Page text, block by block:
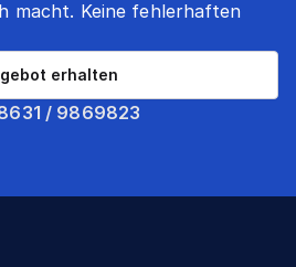
macht. Keine fehlerhaften
/ 9869823
erhalten